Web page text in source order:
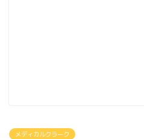
メディカルクラーク